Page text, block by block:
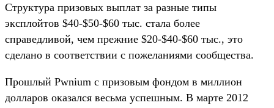
Структура призовых выплат за разные типы
эксплойтов $40-$50-$60 тыс. стала более
справедливой, чем прежние $20-$40-$60 тыс., это
сделано в соответствии с пожеланиями сообщества.
Прошлый Pwnium с призовым фондом в миллион
долларов оказался весьма успешным. В марте 2012